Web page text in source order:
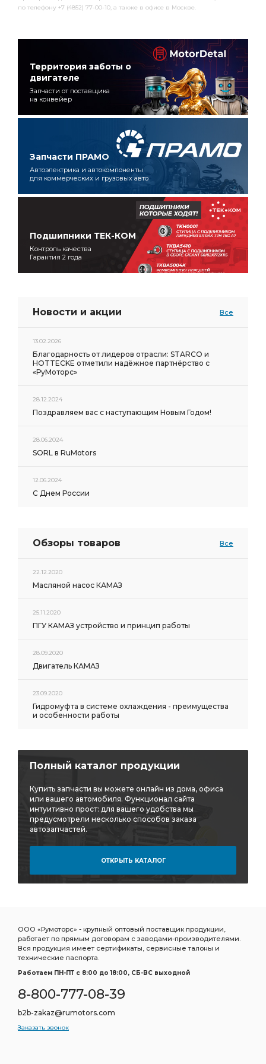
по телефону +7 (4852) 77-00-10, а также в офисе в Москве.
Территория заботы о
двигателе
Запчасти от поставщика
на конвейер
Запчасти ПРАМО
Автоэлектрика и автокомпоненты
для коммерческих и грузовых авто
Подшипники ТЕК-КОМ
Контроль качества
Гарантия 2 года
Новости и акции Все
13.02.2026
Благодарность от лидеров отрасли: STARCO и
HOTTECKE отметили надёжное партнёрство с
«РуМоторс»
28.12.2024
Поздравляем вас с наступающим Новым Годом!
28.06.2024
SORL в RuMotors
12.06.2024
С Днем России
Обзоры товаров Все
22.12.2020
Масляной насос КАМАЗ
25.11.2020
ПГУ КАМАЗ устройство и принцип работы
28.09.2020
Двигатель КАМАЗ
23.09.2020
Гидромуфта в системе охлаждения - преимущества
и особенности работы
Полный каталог продукции
Купить запчасти вы можете онлайн из дома, офиса
или вашего автомобиля. Функционал сайта
интуитивно прост: для вашего удобства мы
предусмотрели несколько способов заказа
автозапчастей.
ОТКРЫТЬ КАТАЛОГ
ООО «Румоторс» - крупный оптовый поставщик продукции,
работает по прямым договорам с заводами-производителями.
Вся продукция имеет сертификаты, сервисные талоны и
технические паспорта.
Работаем ПН-ПТ c 8:00 до 18:00, СБ-ВС выходной
8-800-777-08-39
b2b-zakaz@rumotors.com
Заказать звонок